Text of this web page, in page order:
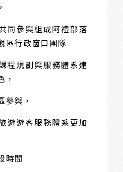
同參與組成阿禮部落
區行政窗口團隊
程規劃與服務體系建
，
參與，
遊遊客服務體系更加
時間